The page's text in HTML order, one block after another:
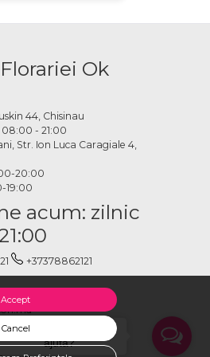
Accept
Cancel
Ok
44, Chisinau
- 21:00
Str. Ion Luca Caragiale 4,
20:00
19:00
acum: zilnic
+37378862121
contacta:
Salut, cu ce te putem
ajuta?